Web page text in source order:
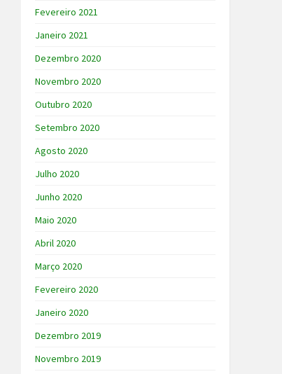
Fevereiro 2021
Janeiro 2021
Dezembro 2020
Novembro 2020
Outubro 2020
Setembro 2020
Agosto 2020
Julho 2020
Junho 2020
Maio 2020
Abril 2020
Março 2020
Fevereiro 2020
Janeiro 2020
Dezembro 2019
Novembro 2019